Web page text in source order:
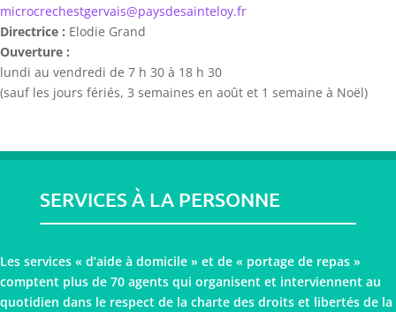
microcrechestgervais@paysdesainteloy.fr
Directrice : Elodie Grand
Ouverture :
lundi au vendredi de 7 h 30 à 18 h 30
(sauf les jours fériés, 3 semaines en août et 1 semaine à Noël)
SERVICES À LA PERSONNE
Les services « d’aide à domicile » et de « portage de repas »
comptent plus de 70 agents qui organisent et interviennent au
quotidien dans le respect de la charte des droits et libertés de la